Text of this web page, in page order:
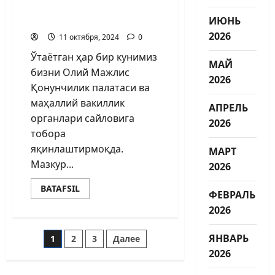
11 октября, 2024 0
Ўтаётган ҳар бир кунимиз
бизни Олий Мажлис
Қонунчилик палатаси ва
маҳаллий вакиллик
органлари сайловига
тобора
яқинлаштирмоқда.
Мазкур...
BATAFSIL
1 2 3 Далее
ИЮНЬ
2026
МАЙ
2026
АПРЕЛЬ
2026
МАРТ
2026
ФЕВРАЛЬ
2026
ЯНВАРЬ
2026